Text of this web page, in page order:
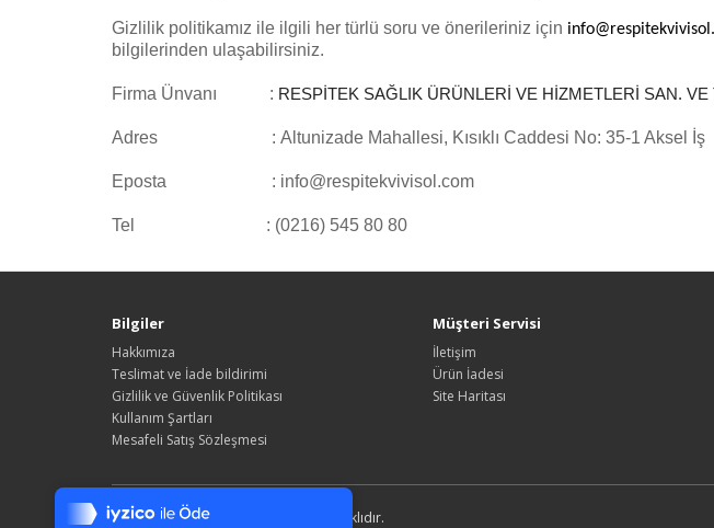
Tek Tıkla Ödeme Kolaylığı
7/24 Canlı Destek
%100 Sorunsuz Alışveriş
Gizlilik politikamız ile ilgili her türlü soru ve önerileriniz için
bilgilerinden ulaşabilirsiniz.
Firma Ünvanı : RESPİTEK SAĞLIK ÜRÜNLERİ VE HİZMETLERİ
Adres : Altunizade Mahallesi, Kısıklı Caddesi No: 35-1 Aksel İş
Eposta : info@respitekvivisol.com
Tel : (0216) 545 80 80
Bilgiler
Hakkımıza
Teslimat ve İade bildirimi
Gizlilik ve Güvenlik Politikası
Kullanım Şartları
Mesafeli Satış Sözleşmesi
Müşteri Servisi
İletişim
Ürün İadesi
Site Haritası
Respitek Shop © 2022 - Tüm Hakları Saklıdır.